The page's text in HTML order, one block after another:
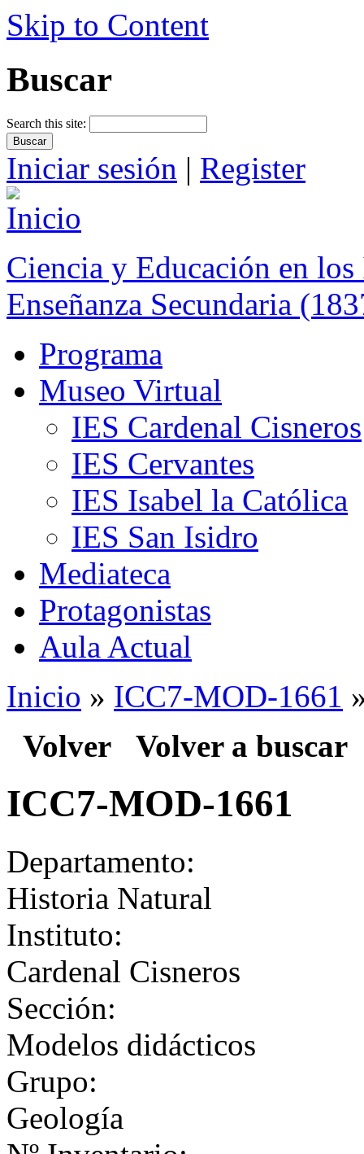
Skip to Content
Buscar
Search this site:
Iniciar sesión | Register
Ciencia y Educación en
Enseñanza Secundaria
Programa
Museo Virtual
IES Cardenal Cisneros
IES Cervantes
IES Isabel la Católica
IES San Isidro
Mediateca
Protagonistas
Aula Actual
Inicio » ICC7-MOD-1661
Volver Volver a buscar
ICC7-MOD-1661
Departamento:
Historia Natural
Instituto:
Cardenal Cisneros
Sección:
Modelos didácticos
Grupo:
Geología